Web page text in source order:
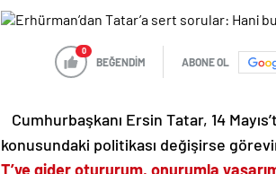
0
BEĞENDİM ABONE OL
Cumhurbaşkanı Ersin Tatar, 14
konusundaki politikası değişirse
T’ye gider otururum, onurumla